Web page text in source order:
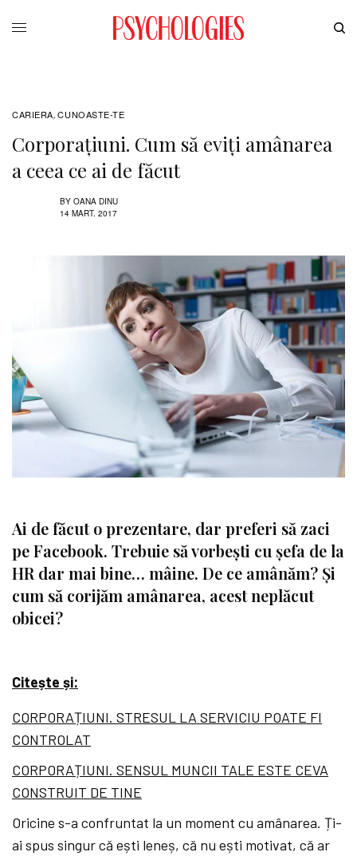
CARIERA, CUNOASTE-TE
Corporațiuni. Cum să eviți amânarea
a ceea ce ai de făcut
BY OANA DINU
14 MART. 2017
Ai de făcut o prezentare, dar preferi să zaci
pe Facebook. Trebuie să vorbești cu șefa de la
HR dar mai bine… mâine. De ce amânăm? Și
cum să corijăm amânarea, acest neplăcut
obicei?
Citește și:
CORPORAȚIUNI. STRESUL LA SERVICIU POATE FI
CONTROLAT
CORPORAȚIUNI. SENSUL MUNCII TALE ESTE CEVA
CONSTRUIT DE TINE
Oricine s-a confruntat la un moment cu amânarea. Ți-
ai spus singur că ești leneș, că nu ești motivat, că ar